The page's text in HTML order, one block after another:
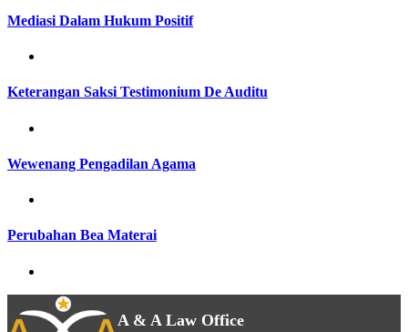
Mediasi Dalam Hukum Positif
Keterangan Saksi Testimonium De Auditu
Wewenang Pengadilan Agama
Perubahan Bea Materai
A & A Law Office